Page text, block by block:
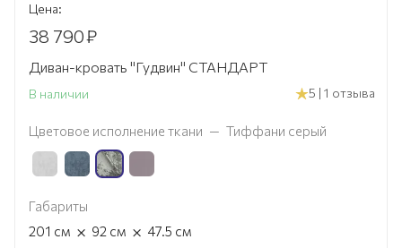
Цена:
38 790₽
Диван-кровать "Гудвин" СТАНДАРТ
В наличии 5 | 1 отзыва
Цветовое исполнение ткани — Тиффани серый
Габариты
201 см × 92 см × 47.5 см